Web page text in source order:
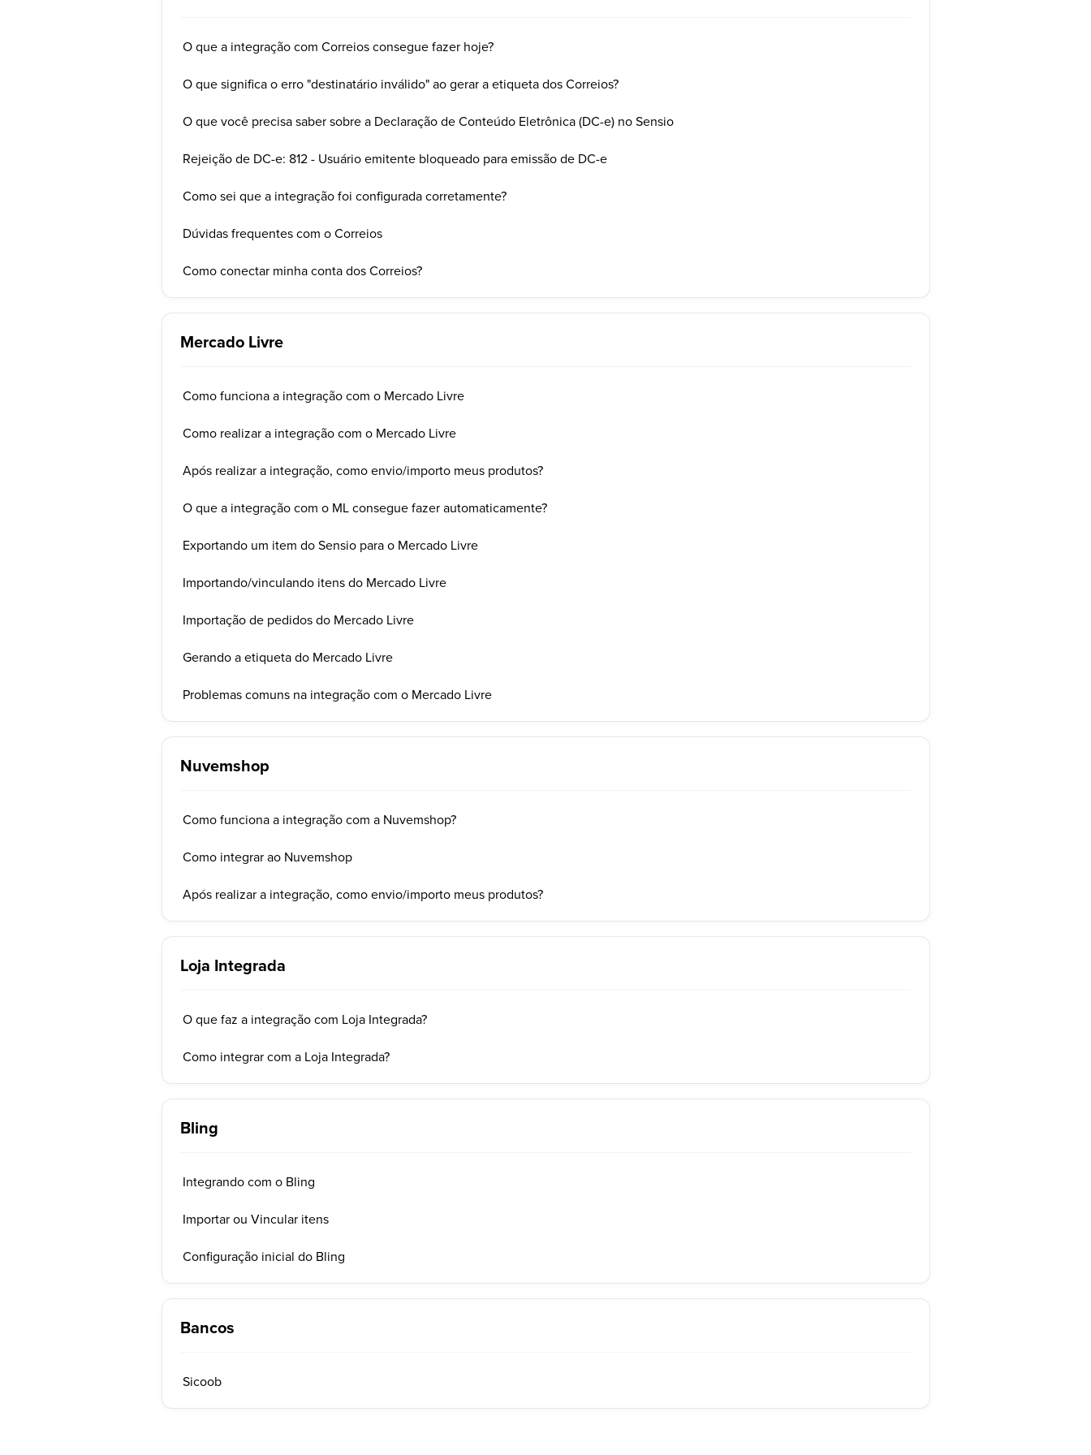
O que a integração com Correios consegue fazer hoje?
O que significa o erro "destinatário inválido" ao gerar a etiqueta dos Correios?
O que você precisa saber sobre a Declaração de Conteúdo Eletrônica (DC-e) no Sensio
Rejeição de DC-e: 812 - Usuário emitente bloqueado para emissão de DC-e
Como sei que a integração foi configurada corretamente?
Dúvidas frequentes com o Correios
Como conectar minha conta dos Correios?
Mercado Livre
Como funciona a integração com o Mercado Livre
Como realizar a integração com o Mercado Livre
Após realizar a integração, como envio/importo meus produtos?
O que a integração com o ML consegue fazer automaticamente?
Exportando um item do Sensio para o Mercado Livre
Importando/vinculando itens do Mercado Livre
Importação de pedidos do Mercado Livre
Gerando a etiqueta do Mercado Livre
Problemas comuns na integração com o Mercado Livre
Nuvemshop
Como funciona a integração com a Nuvemshop?
Como integrar ao Nuvemshop
Após realizar a integração, como envio/importo meus produtos?
Loja Integrada
O que faz a integração com Loja Integrada?
Como integrar com a Loja Integrada?
Bling
Integrando com o Bling
Importar ou Vincular itens
Configuração inicial do Bling
Bancos
Sicoob